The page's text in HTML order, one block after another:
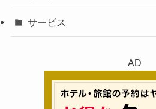
サービス
AD